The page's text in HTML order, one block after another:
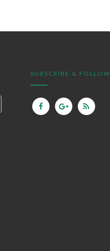
SUBSCRIBE & FOLLOW